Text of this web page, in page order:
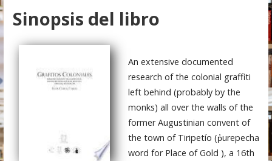
c
o
n
e
n
i
d
o
Sinopsis del libro
An extensive documented
research of the colonial graffiti
left behind (probably by the
monks) all over the walls of the
former Augustinian convent of
the town of Tiripetío (p̓urepecha
word for Place of Gold ), a 16th